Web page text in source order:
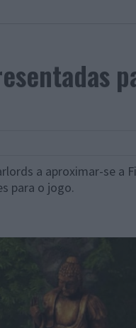
a aproximar-se a
para o jogo.